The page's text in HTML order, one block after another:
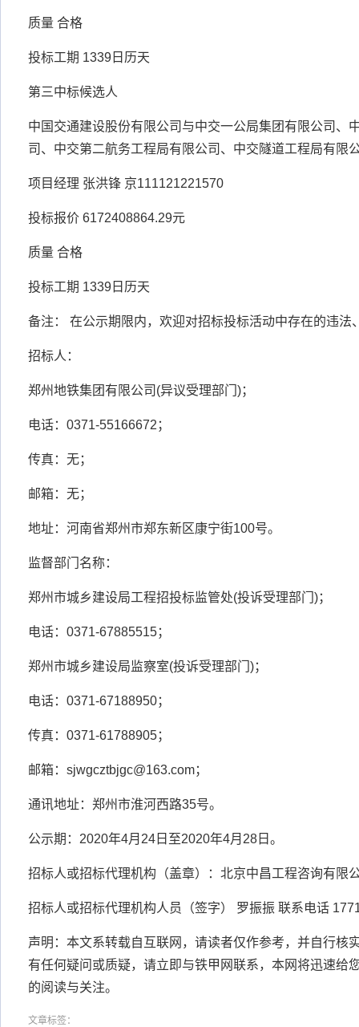
质量 合格
投标工期 1339日历天
第三中标候选人
中国交通建设股份有限公司与中交一公局集团有限公司、
司、中交第二航务工程局有限公司、中交隧道工程局有限
项目经理 张洪锋 京111121221570
投标报价 6172408864.29元
质量 合格
投标工期 1339日历天
备注： 在公示期限内，欢迎对招标投标活动中存在的违法
招标人：
郑州地铁集团有限公司(异议受理部门)；
电话：0371-55166672；
传真：无；
邮箱：无；
地址：河南省郑州市郑东新区康宁街100号。
监督部门名称：
郑州市城乡建设局工程招投标监管处(投诉受理部门)；
电话：0371-67885515；
郑州市城乡建设局监察室(投诉受理部门)；
电话：0371-67188950；
传真：0371-61788905；
邮箱：sjwgcztbjgc@163.com；
通讯地址：郑州市淮河西路35号。
公示期：2020年4月24日至2020年4月28日。
招标人或招标代理机构（盖章）：北京中昌工程咨询有限
招标人或招标代理机构人员（签字） 罗振振 联系电话
声明：本文系转载自互联网，请读者仅作参考，并自行核
有任何疑问或质疑，请立即与铁甲网联系，本网将迅速给
的阅读与关注。
文章标签：